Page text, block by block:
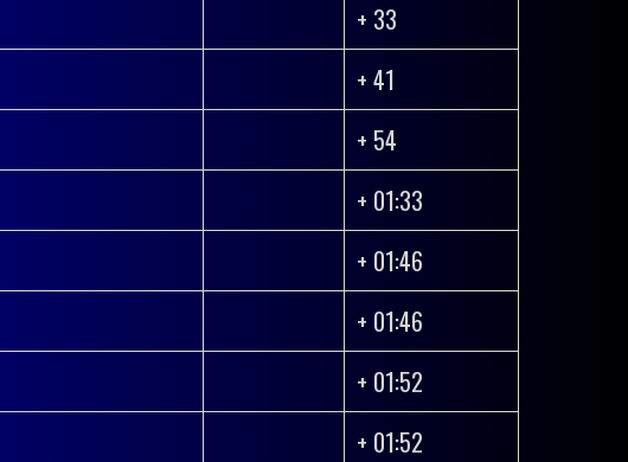
+ 33
+ 41
+ 54
+ 01:33
+ 01:46
+ 01:46
+ 01:52
+ 01:52